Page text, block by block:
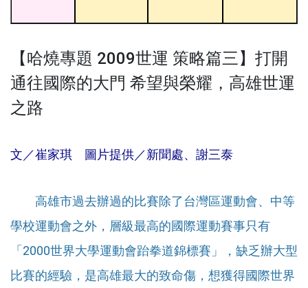
【哈燒專題 2009世運 策略篇三】打開
通往國際的大門 希望與榮耀，高雄世運
之路
文／崔家琪 圖片提供／新聞處、謝三泰
高雄市過去辦過的比賽除了台灣區運動會、中等
學校運動會之外，層級最高的國際運動賽事只有
「2000世界大學運動會跆拳道錦標賽」，缺乏辦大型
比賽的經驗，是高雄最大的致命傷，想獲得國際世界